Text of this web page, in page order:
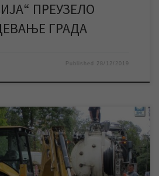
ПРЕУЗЕЛО
ГРАДА
Published 28/12/2019
почињу радови на фекалној
насељу Мала Америка, који обухватају
цеви и изградњу шест